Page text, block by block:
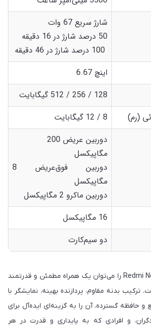
شارژ سریع 67 وات
50 درصد شارژ در 16 دقیقه
اینچ 6.67
128 / 256 / 512 گیگابایت
(رم)
8 / 12 گیگابایت
دوربین عریض 200
مگاپیکسل
دوربین فوق‌عریض 8
مگاپیکسل
دوربین ماکرو 2 مگاپیکسل
16 مگاپیکسل
دو سیم‌کارت
گوشی Redmi Note 13 Pro 4G را می‌توان یک همراه مطمئن و قدرتمند
ترکیب بدنه مقاوم، پردازنده بهینه، نمایشگر با
حافظه گسترده، آن را به گزینه‌ای ایده‌آل برای
و افرادی که به پایداری و قدرت در هر